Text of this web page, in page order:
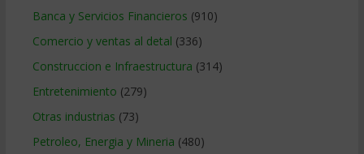
Banca y Servicios Financieros (910)
Comercio y ventas al detal (336)
Construccion e Infraestructura (314)
Entretenimiento (279)
Otras industrias (73)
Petroleo, Energia y Mineria (480)